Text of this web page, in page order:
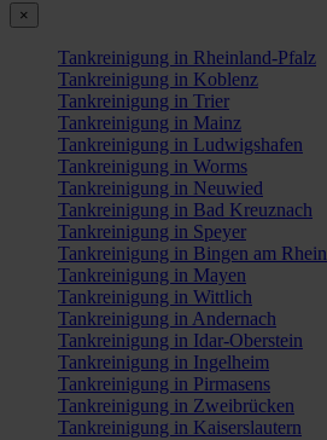
×
Tankreinigung in Rheinland-Pfalz
Tankreinigung in Koblenz
Tankreinigung in Trier
Tankreinigung in Mainz
Tankreinigung in Ludwigshafen
Tankreinigung in Worms
Tankreinigung in Neuwied
Tankreinigung in Bad Kreuznach
Tankreinigung in Speyer
Tankreinigung in Bingen am Rhein
Tankreinigung in Mayen
Tankreinigung in Wittlich
Tankreinigung in Andernach
Tankreinigung in Idar-Oberstein
Tankreinigung in Ingelheim
Tankreinigung in Pirmasens
Tankreinigung in Zweibrücken
Tankreinigung in Kaiserslautern